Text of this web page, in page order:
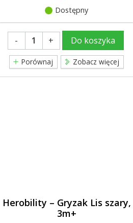
Dostępny
- + Do koszyka
Porównaj Zobacz więcej
Herobility – Gryzak Lis szary,
3m+